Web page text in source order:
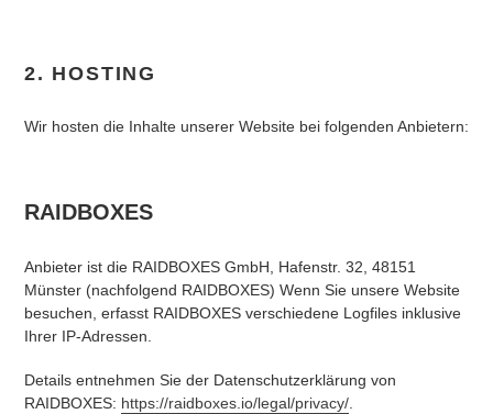
2. HOSTING
Wir hosten die Inhalte unserer Website bei folgenden Anbietern:
RAIDBOXES
Anbieter ist die RAIDBOXES GmbH, Hafenstr. 32, 48151
Münster (nachfolgend RAIDBOXES) Wenn Sie unsere Website
besuchen, erfasst RAIDBOXES verschiedene Logfiles inklusive
Ihrer IP-Adressen.
Details entnehmen Sie der Datenschutzerklärung von
RAIDBOXES: https://raidboxes.io/legal/privacy/